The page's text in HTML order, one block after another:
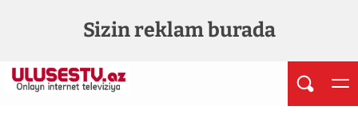
Sizin reklam burada